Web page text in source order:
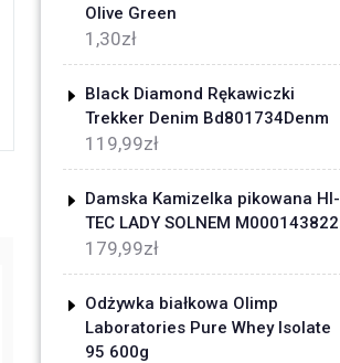
Olive Green
1,30zł
Black Diamond Rękawiczki
Trekker Denim Bd801734Denm
119,99zł
Damska Kamizelka pikowana HI-
TEC LADY SOLNEM M000143822
179,99zł
Odżywka białkowa Olimp
Laboratories Pure Whey Isolate
95 600g